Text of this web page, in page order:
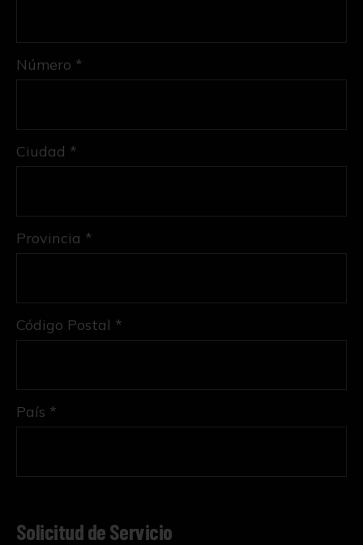
Número *
Ciudad *
Provincia *
Código Postal *
País *
Solicitud de Servicio